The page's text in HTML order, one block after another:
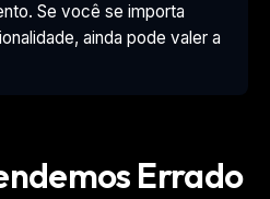
Se você se importa
ainda pode valer a
Errado